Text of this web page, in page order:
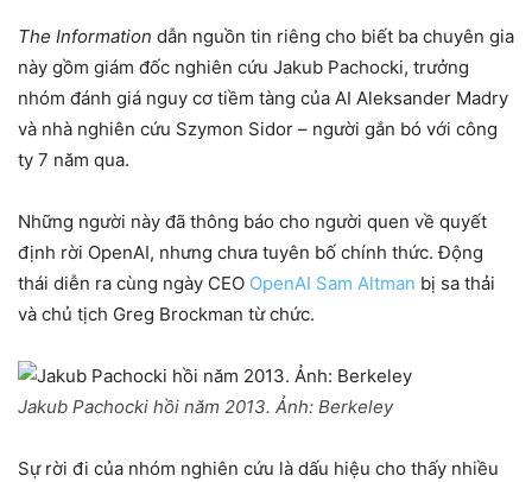
The Information dẫn nguồn tin riêng cho biết ba chuyên gia
này gồm giám đốc nghiên cứu Jakub Pachocki, trưởng
nhóm đánh giá nguy cơ tiềm tàng của AI Aleksander Madry
và nhà nghiên cứu Szymon Sidor – người gắn bó với công
ty 7 năm qua.
Những người này đã thông báo cho người quen về quyết
định rời OpenAI, nhưng chưa tuyên bố chính thức. Động
thái diễn ra cùng ngày CEO OpenAI Sam Altman bị sa thải
và chủ tịch Greg Brockman từ chức.
Jakub Pachocki hồi năm 2013. Ảnh: Berkeley
Sự rời đi của nhóm nghiên cứu là dấu hiệu cho thấy nhiều